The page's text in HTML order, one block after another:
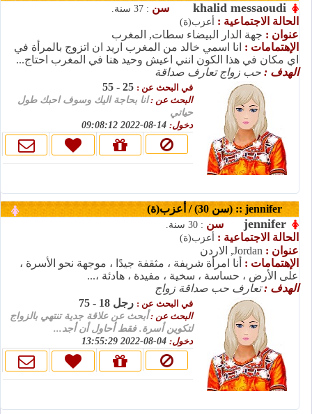
khalid messaoudi سن : 37 سنة.
الحالة الاجتماعية : أعزب(ة)
عنوان : جهة الدار البيضاء سطات, المغرب
الإهتمامات : انا اسمي خالد من المغرب اريد ان اتزوج بالمرأة في
اي مكان في هذا الكون انني اعيش وحيد هنا في المغرب احتاج...
الهدف : حب زواج تعارف صداقة
في البحث عن :
البحث عن :انا بحاجة اليك وسوف احبك طول
حياتي
دخول:
jennifer :: (سن 30) / أعزب(ة)
jennifer سن : 30 سنة.
الحالة الاجتماعية : أعزب(ة)
عنوان : Jordan, الاردن
الإهتمامات : أنا امرأة شريفة ، مثقفة جيدًا ، موجهة نحو الأسرة ،
على الأرض ، حساسة ، سخية ، مفيدة ، هادئة ،...
الهدف :تعارف حب صداقة زواج
في البحث عن : رجل 18 - 75
البحث عن :أبحث عن علاقة جدية تنتهي بالزواج
لتكوين أسرة. فقط أحاول أن أجد...
دخول: